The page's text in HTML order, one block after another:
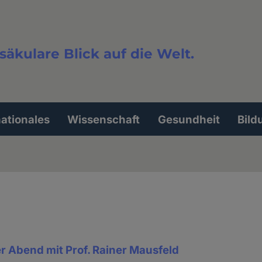
Blick auf die Welt.
Wissenschaft Gesundheit
Abend mit Prof. Rainer Mausfeld